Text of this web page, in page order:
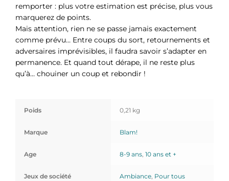
remporter : plus votre estimation est précise, plus vous
marquerez de points.
Mais attention, rien ne se passe jamais exactement
comme prévu… Entre coups du sort, retournements et
adversaires imprévisibles, il faudra savoir s’adapter en
permanence. Et quand tout dérape, il ne reste plus
qu’à… chouiner un coup et rebondir !
Poids 0,21 kg
Marque Blam!
Age 8-9 ans, 10 ans et +
Jeux de société Ambiance, Pour tous